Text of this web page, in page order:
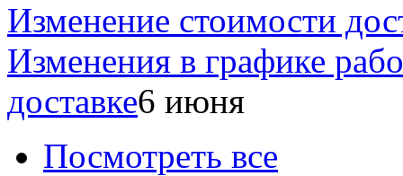
Изменение стоимости
Изменения в графике
доставке6 июня
Посмотреть все